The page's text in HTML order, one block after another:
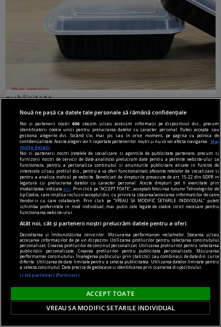
publicitate
Caserole pentru mîncare de unică folosință
disponibile la Snick Ambalaje
Acest concept este unul care reușește să atragă
mulți clienți, consumatori totodată.
Relicve, ustensile
Nouă ne pasă ca datele tale personale să rămână confidențiale
Noi și partenerii noștri606 stocăm și/sau accesăm informații pe dispozitivul dvs., precum
identificatorii cookie unici pentru prelucrarea datelor cu caracter personal. Puteți accepta sau
gestiona alegerile dvs. făcând clic mai jos sau în orice moment, pe pagina cu politica de
confidențialitate. Aceste alegeri vor fi raportate partenerilor noștri și nu vă vor afecta navigarea.
Mai
multe detalii
Noi si partenerii nostri (retelele de socializare si agentiile de publicitate partenere, precum si
furnizorii nostri de servicii de date analitice) prelucram date pentru a permite website-ului sa
functioneze, pentru a personaliza continutul si anunturile publicitare afisate in functie de
interesele si/sau profilul dvs., pentru a va oferi functionalitati aferente retelelor de socializare si
pentru a analiza traficul pe website. Beneficiati de drepturile prevazute de art. 15-22 din GDPR in
legatura cu prelucrarea datelor cu caracter personal. Aceste drepturi pot fi exercitate prin
modalitatea indicataaici
. Prin click pe “ACCEPT TOATE”, acceptati folosirea tuturor Tehnologiilor de
tip Cookie, care implica inclusiv acceptul dvs. cu privire la stocarea/accesarea informatiilor de catre
Vendor-ii cu care colaboram. Prin click pe “VREAU SA MODIFIC SETARILE INDIVIDUAL” puteti
schimba preferintele in mod individual, mai putin cele legate de cookie strict necesare pentru
functionarea website-ului.
Atât noi, cât și partenerii noștri prelucrăm datele pentru a oferi:
Dezvoltarea și îmbunătățirea serviciilor. Măsurarea performanței reclamelor. Stocarea și/sau
accesarea informațiilor de pe un dispozitiv. Utilizarea profilurilor pentru selectarea conținutului
personalizat. Crearea profilurilor de conținut personalizat. Utilizarea profilurilor pentru selectarea
publicității personalizate. Crearea profilurilor pentru publicitate personalizată. Măsurarea
performanței conținutului. Înțelegerea publicului prin statistici sau combinații de date din surse
diferite. Utilizarea de date limitate pentru a selecta publicitatea. Utilizarea datelor limitate pentru
a selecta conținutul. Date precise de geolocație și identificarea prin scanarea dispozitivului.
Listă parteneri (furnizori)
ACCEPT TOATE
VREAU SA MODIFIC SETARILE INDIVIDUAL